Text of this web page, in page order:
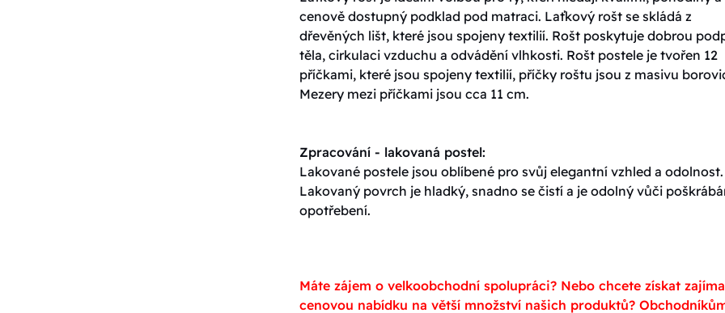
cenově dostupný podklad pod matraci. Laťkový rošt se skládá z
dřevěných lišt, které jsou spojeny textilií. Rošt poskytuje dobrou
těla, cirkulaci vzduchu a odvádění vlhkosti. Rošt postele je tvořen 12
příčkami, které jsou spojeny textilií, příčky roštu jsou z masivu
Mezery mezi příčkami jsou cca 11 cm.
Zpracování - lakovaná postel:
Lakované postele jsou oblíbené pro svůj elegantní vzhled a odolnost.
Lakovaný povrch je hladký, snadno se čistí a je odolný vůči
opotřebení.
Máte zájem o velkoobchodní spolupráci? Nebo chcete získat
cenovou nabídku na větší množství našich produktů?